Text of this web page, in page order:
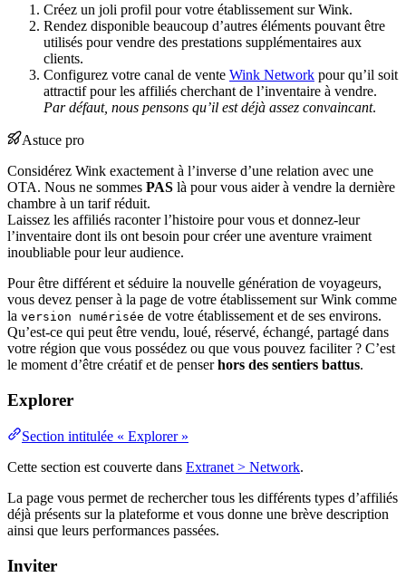
Créez un joli profil pour votre établissement sur Wink.
Rendez disponible beaucoup d’autres éléments pouvant être
utilisés pour vendre des prestations supplémentaires aux
clients.
Configurez votre canal de vente Wink Network pour qu’il soit
attractif pour les affiliés cherchant de l’inventaire à vendre.
Par défaut, nous pensons qu’il est déjà assez convaincant.
Astuce pro
Considérez Wink exactement à l’inverse d’une relation avec une
OTA. Nous ne sommes PAS là pour vous aider à vendre la dernière
chambre à un tarif réduit.
Laissez les affiliés raconter l’histoire pour vous et donnez-leur
l’inventaire dont ils ont besoin pour créer une aventure vraiment
inoubliable pour leur audience.
Pour être différent et séduire la nouvelle génération de voyageurs,
vous devez penser à la page de votre établissement sur Wink comme
la version numérisée de votre établissement et de ses environs.
Qu’est-ce qui peut être vendu, loué, réservé, échangé, partagé dans
votre région que vous possédez ou que vous pouvez faciliter ? C’est
le moment d’être créatif et de penserhors des sentiers battus.
Explorer
Section intitulée « Explorer »
Cette section est couverte dans Extranet > Network.
La page vous permet de rechercher tous les différents types d’affiliés
déjà présents sur la plateforme et vous donne une brève description
ainsi que leurs performances passées.
Inviter